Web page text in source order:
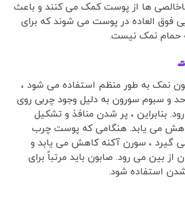
ها از پوست کمک می کنند و باعث
فوق العاده در پوست می شوند که برای
حمام نمک نیست.
نمک به طور منظم استفاده می شود ،
و سبوم سورون به دلیل وجود چربی روی
بنابراین ، پر شدن منافذ و تشکیل
می یابد. هنگامی که پوست چرب
گیرد ، سورن آکنه کاهش می یابد و
بین می رود. صابون باید مرتباً برای
استفاده شود.